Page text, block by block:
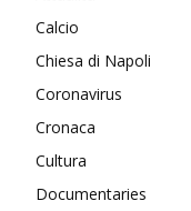
Calcio
Chiesa di Napoli
Coronavirus
Cronaca
Cultura
Documentaries